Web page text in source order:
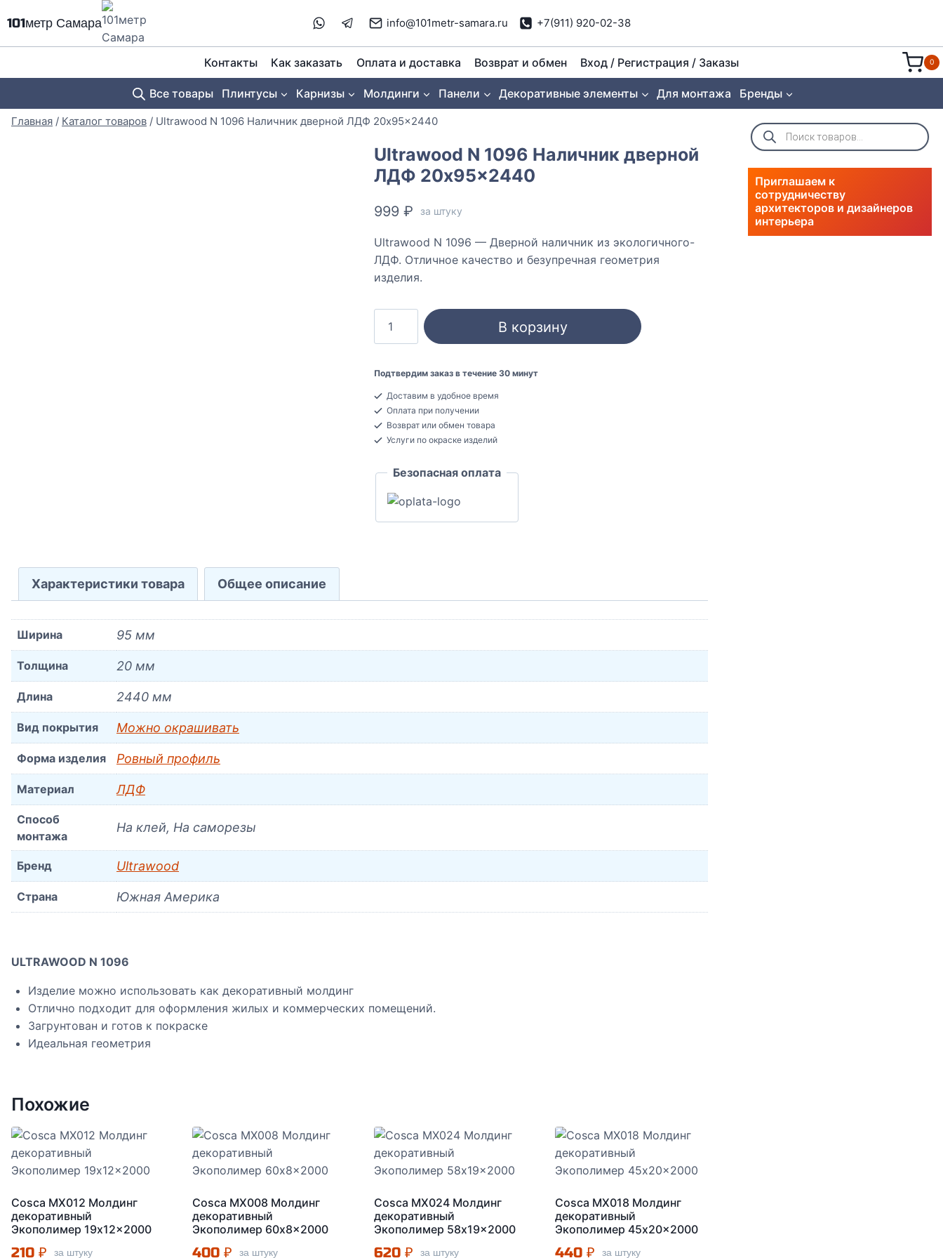
содержимому
101метр Самара info@101metr-samara.ru +7(911) 920-02-38
Контакты Как заказать Оплата и доставка Возврат и обмен Вход / Регистрация / Заказы 0
Все товары Плинтусы Карнизы Молдинги Панели Декоративные элементы Для монтажа Бренды
Главная / Каталог товаров / Ultrawood N 1096 Наличник дверной ЛДФ 20x95x2440
Ultrawood N 1096 Наличник дверной
ЛДФ 20x95x2440
999 ₽ за штуку
Ultrawood N 1096 — Дверной наличник из экологичного-
ЛДФ. Отличное качество и безупречная геометрия
изделия.
Количество
товара
N
Наличник
дверной
ЛДФ
В корзину
Подтвердим заказ в течение 30 минут
Доставим в удобное время
Оплата при получении
Возврат или обмен товара
Услуги по окраске изделий
Безопасная оплата
Характеристики товара Общее описание
Ширина 95 мм
Толщина 20 мм
Длина 2440 мм
Вид покрытия Можно окрашивать
Форма изделия Ровный профиль
Материал ЛДФ
Способ
монтажа
На клей, На саморезы
Бренд Ultrawood
Страна Южная Америка
ULTRAWOOD N 1096
Изделие можно использовать как декоративный молдинг
Отлично подходит для оформления жилых и коммерческих помещений.
Загрунтован и готов к покраске
Идеальная геометрия
Похожие
Cosca MX012 Молдинг
декоративный
Экополимер 19x12x2000
210 ₽ за штуку
Cosca MX008 Молдинг
декоративный
Экополимер 60x8x2000
400₽ за штуку
Cosca MX024 Молдинг
декоративный
Экополимер 58x19x2000
620 ₽ за штуку
Cosca MX018 Молдинг
декоративный
Экополимер 45x20x2000
440₽ за штуку
Поиск
товаров
Приглашаем к
сотрудничеству
архитекторов и дизайнеров
интерьера